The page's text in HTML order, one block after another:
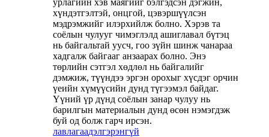
хүндэтгэлтэй, онцгой, цэвэршүүлсэн
мэдрэмжийг илэрхийлж болно. Хэрэв та
соёлын чулууг чимэглэлд ашиглавал бүтэц
нь байгальтай уусч, гоо зүйн шинж чанараа
хадгалж байгааг анзаарах болно. Энэ
төрлийн сэтгэл хөдлөл нь байгалийг
дэмжиж, түүндээ эргэн орохыг хүсдэг орчин
үеийн хүмүүсийн дунд түгээмэл байдаг.
Үүний үр дүнд соёлын занар чулуу нь
барилгын материалын дунд өсөн нэмэгдэж
буй од болж гарч ирсэн.
лавлагаадэлгэрэнгүй